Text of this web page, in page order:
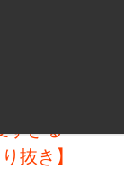
すぎる
抜き】